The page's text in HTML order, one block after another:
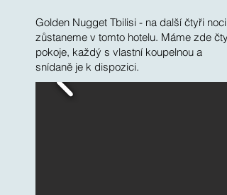
Golden Nugget Tbilisi - na další čtyři noci
zůstaneme v tomto hotelu. Máme zde čtyři
pokoje, každý s vlastní koupelnou a
snídaně je k dispozici.